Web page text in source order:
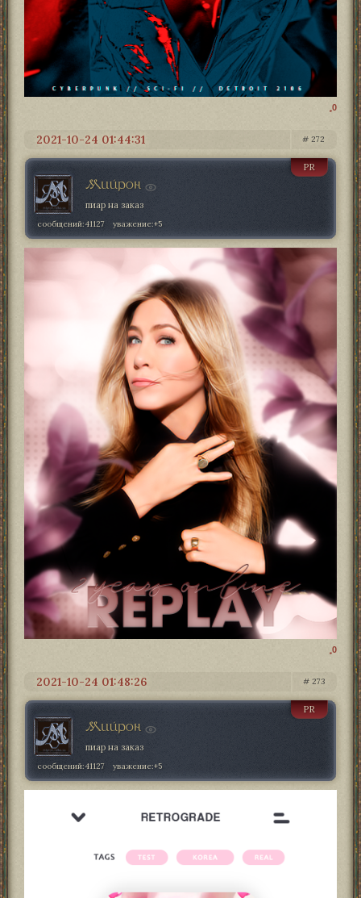
0
272
2021-10-24 01:44:31
Мийрон
PR
пиар на заказ
сообщений:41127 уважение:+5
0
273
2021-10-24 01:48:26
Мийрон
PR
пиар на заказ
сообщений:41127 уважение:+5